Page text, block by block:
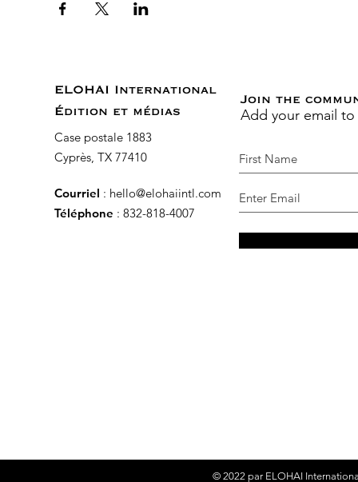
ELOHAI International
Édition et médias
Case postale 1883
Cyprès, TX 77410
Courriel : hello@elohaiintl.com
Téléphone : 832-818-4007
Join the
Add your email
© 2022 par ELOHAI